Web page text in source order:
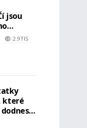
jsou
2.9TIS
které